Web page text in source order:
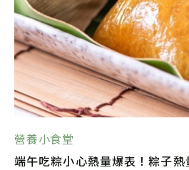
營養小食堂
端午吃粽小心熱量爆表！粽子熱